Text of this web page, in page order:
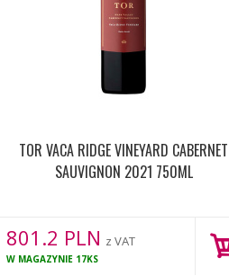
TOR VACA RIDGE VINEYARD CABERNET
SAUVIGNON 2021 750ML
801.2 PLN z VAT
W MAGAZYNIE 17KS